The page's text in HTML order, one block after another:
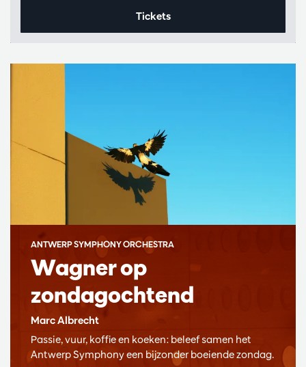
Tickets
Wagner op
zondagochtend
Marc Albrecht
ANTWERP SYMPHONY ORCHESTRA
Passie, vuur, koffie en koeken: beleef samen het
Antwerp Symphony een bijzonder boeiende zondag.